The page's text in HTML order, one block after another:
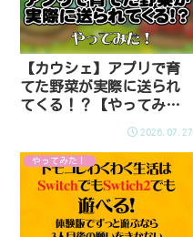
【カウシェ】アプリで育
てた野菜が実際に送られ
てくる！？【やってみ
2026.07.27
やってみた！